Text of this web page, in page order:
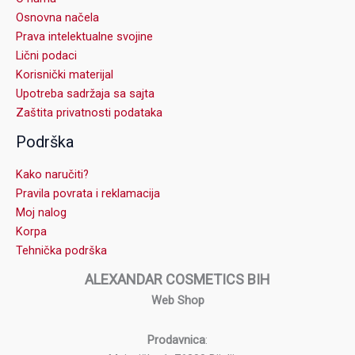
Osnovna načela
Prava intelektualne svojine
Lični podaci
Korisnički materijal
Upotreba sadržaja sa sajta
Zaštita privatnosti podataka
Podrška
Kako naručiti?
Pravila povrata i reklamacija
Moj nalog
Korpa
Tehnička podrška
ALEXANDAR COSMETICS BIH
Web Shop
Prodavnica: